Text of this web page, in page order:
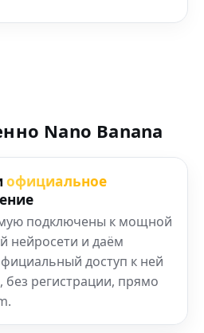
Nano Banana
официальное
подключены к мощной
нейросети и даём
доступ к ней
без регистрации, прямо